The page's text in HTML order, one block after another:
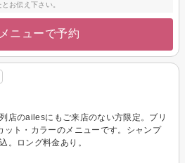
お伝え下さい。
ニューで予約
店のailesにもご来店のない方限定。ブリ
ット・カラーのメニューです。シャンプ
。ロング料金あり。